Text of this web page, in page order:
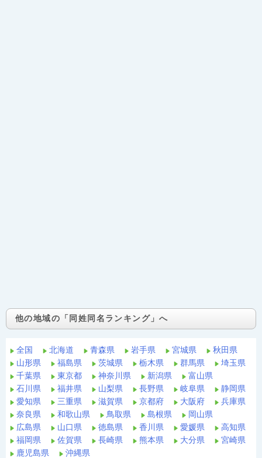
他の地域の「同姓同名ランキング」へ
全国 北海道 青森県 岩手県 宮城県
秋田県
山形県
福島県 茨城県 栃木県 群馬県
埼玉県
千葉県
東京都 神奈川県 新潟県
富山県
石川県
福井県 山梨県 長野県 岐阜県
静岡県
愛知県
三重県 滋賀県 京都府 大阪府
兵庫県
奈良県
和歌山県 鳥取県 島根県
岡山県
広島県
山口県 徳島県 香川県 愛媛県
高知県
福岡県
佐賀県 長崎県 熊本県 大分県
宮崎県
鹿児島県
沖縄県